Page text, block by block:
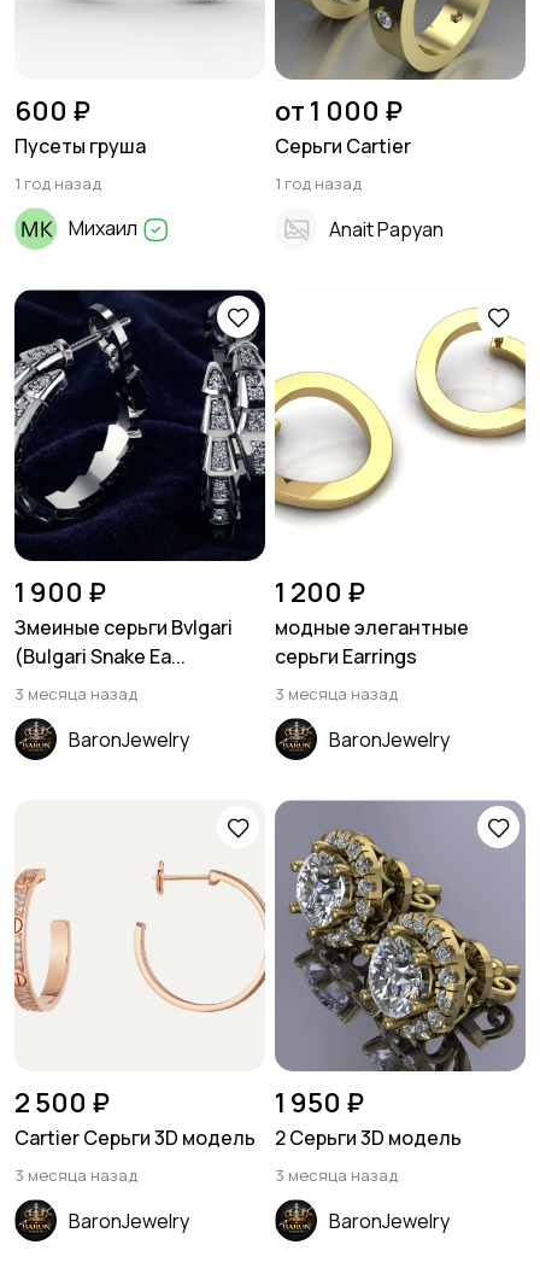
600 ₽
Пусеты груша
1 год назад
Михаил
от 1 000 ₽
Серьги Cartier
1 год назад
Anait Papyan
1 900 ₽
Змеиные серьги Bvlgari
(Bulgari Snake Ea...
3 месяца назад
BaronJewelry
1 200 ₽
модные элегантные
серьги Earrings
3 месяца назад
BaronJewelry
2 500 ₽
Cartier Серьги 3D модель
3 месяца назад
BaronJewelry
1 950 ₽
2 Серьги 3D модель
3 месяца назад
BaronJewelry